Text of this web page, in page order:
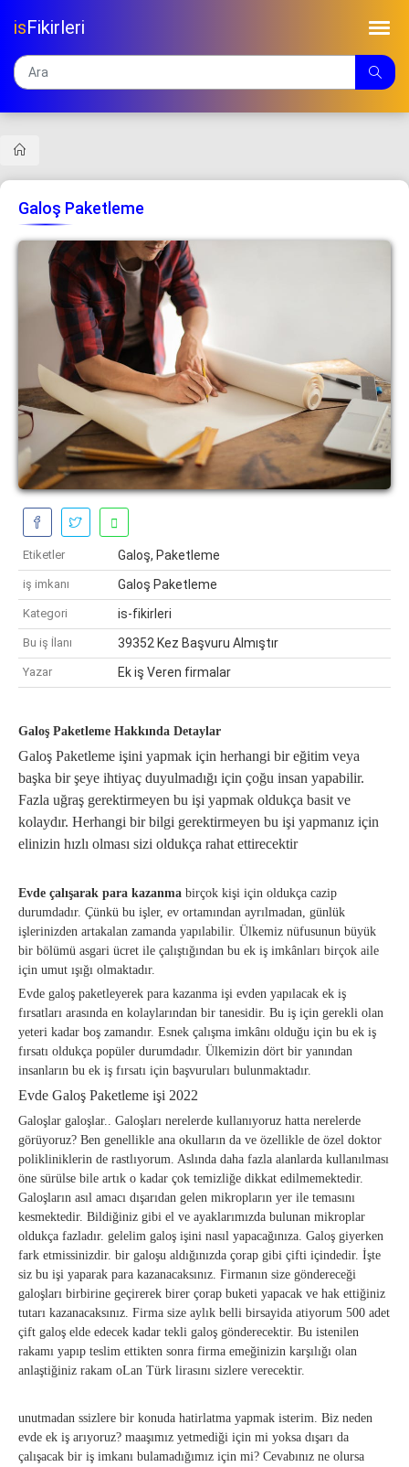
isFikirleri
Galoş Paketleme
Etiketler Galoş, Paketleme
iş imkanı Galoş Paketleme
Kategori is-fikirleri
Bu iş İlanı 39352 Kez Başvuru Almıştır
Yazar Ek iş Veren firmalar
Galoş Paketleme Hakkında Detaylar
Galoş Paketleme işini yapmak için herhangi bir eğitim veya
başka bir şeye ihtiyaç duyulmadığı için çoğu insan yapabilir.
Fazla uğraş gerektirmeyen bu işi yapmak oldukça basit ve
kolaydır. Herhangi bir bilgi gerektirmeyen bu işi yapmanız için
elinizin hızlı olması sizi oldukça rahat ettirecektir
Evde çalışarak para kazanma birçok kişi için oldukça cazip
durumdadır. Çünkü bu işler, ev ortamından ayrılmadan, günlük
işlerinizden artakalan zamanda yapılabilir. Ülkemiz nüfusunun büyük
bir bölümü asgari ücret ile çalıştığından bu ek iş imkânları birçok aile
için umut ışığı olmaktadır.
Evde galoş paketleyerek para kazanma işi evden yapılacak ek iş
fırsatları arasında en kolaylarından bir tanesidir. Bu iş için gerekli olan
yeteri kadar boş zamandır. Esnek çalışma imkânı olduğu için bu ek iş
fırsatı oldukça popüler durumdadır. Ülkemizin dört bir yanından
insanların bu ek iş fırsatı için başvuruları bulunmaktadır.
Evde Galoş Paketleme işi 2022
Galoşlar galoşlar.. Galoşları nerelerde kullanıyoruz hatta nerelerde
görüyoruz? Ben genellikle ana okulların da ve özellikle de özel doktor
polikliniklerin de rastlıyorum. Aslında daha fazla alanlarda kullanılması
öne sürülse bile artık o kadar çok temizliğe dikkat edilmemektedir.
Galoşların asıl amacı dışarıdan gelen mikropların yer ile temasını
kesmektedir. Bildiğiniz gibi el ve ayaklarımızda bulunan mikroplar
oldukça fazladır. gelelim galoş işini nasıl yapacağınıza. Galoş giyerken
fark etmissinizdir. bir galoşu aldığınızda çorap gibi çifti içindedir. İşte
siz bu işi yaparak para kazanacaksınız. Firmanın size göndereceği
galoşları birbirine geçirerek birer çorap buketi yapacak ve hak ettiğiniz
tutarı kazanacaksınız. Firma size aylık belli birsayida atiyorum 500 adet
çift galoş elde edecek kadar tekli galoş gönderecektir. Bu istenilen
rakamı yapıp teslim ettikten sonra firma emeğinizin karşılığı olan
anlaştiğiniz rakam oLan Türk lirasını sizlere verecektir.
unutmadan ssizlere bir konuda hatirlatma yapmak isterim. Biz neden
evde ek iş arıyoruz? maaşımız yetmediği için mi yoksa dışarı da
çalışacak bir iş imkanı bulamadığımız için mi? Cevabınız ne olursa